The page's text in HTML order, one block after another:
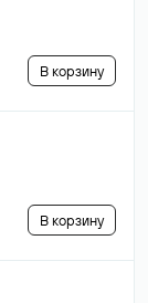
В корзину
В корзину